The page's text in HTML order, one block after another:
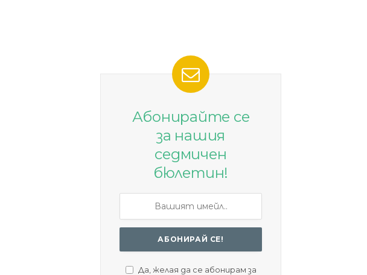
Абонирайте се
за нашия
седмичен
бюлетин!
Да, желая да се абонирам за